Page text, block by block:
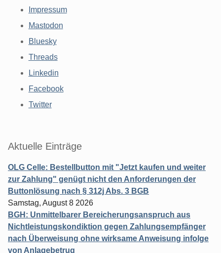
Impressum
Mastodon
Bluesky
Threads
Linkedin
Facebook
Twitter
Aktuelle Einträge
OLG Celle: Bestellbutton mit "Jetzt kaufen und weiter
zur Zahlung" genügt nicht den Anforderungen der
Buttonlösung nach § 312j Abs. 3 BGB
Samstag, August 8 2026
BGH: Unmittelbarer Bereicherungsanspruch aus
Nichtleistungskondiktion gegen Zahlungsempfänger
nach Überweisung ohne wirksame Anweisung infolge
von Anlagebetrug